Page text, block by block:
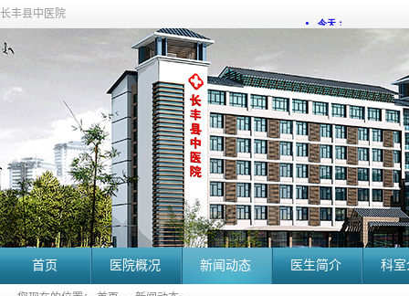
长丰县中医院
首页 医院概况 新闻动态 医生简介 科